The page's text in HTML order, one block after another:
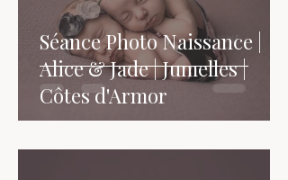
Séance Photo Naissance |
Alice & Jade | Jumelles |
Côtes d'Armor